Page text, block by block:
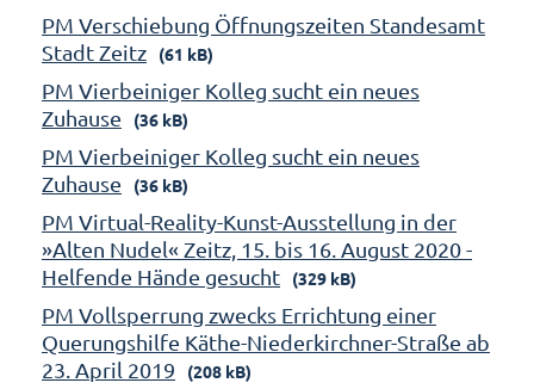
PM Verschiebung Öffnungszeiten Standesamt
Stadt Zeitz
(61 kB)
PM Vierbeiniger Kolleg sucht ein neues
Zuhause
(36 kB)
PM Vierbeiniger Kolleg sucht ein neues
Zuhause
(36 kB)
PM Virtual-Reality-Kunst-Ausstellung in der
»Alten Nudel« Zeitz, 15. bis 16. August 2020 -
Helfende Hände gesucht
(329 kB)
PM Vollsperrung zwecks Errichtung einer
Querungshilfe Käthe-Niederkirchner-Straße ab
23. April 2019
(208 kB)